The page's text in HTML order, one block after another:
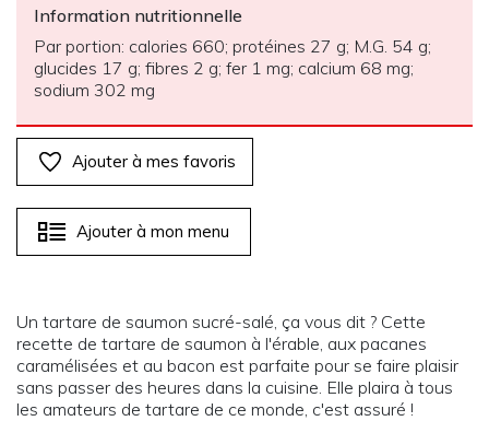
Information nutritionnelle
Par portion: calories 660; protéines 27 g; M.G. 54 g;
glucides 17 g; fibres 2 g; fer 1 mg; calcium 68 mg;
sodium 302 mg
Ajouter à mes favoris
Ajouter à mon menu
Un tartare de saumon sucré-salé, ça vous dit ? Cette
recette de tartare de saumon à l'érable, aux pacanes
caramélisées et au bacon est parfaite pour se faire plaisir
sans passer des heures dans la cuisine. Elle plaira à tous
les amateurs de tartare de ce monde, c'est assuré !